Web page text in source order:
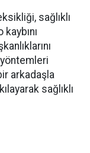
sağlıklı
arkadaşla
sağlıklı